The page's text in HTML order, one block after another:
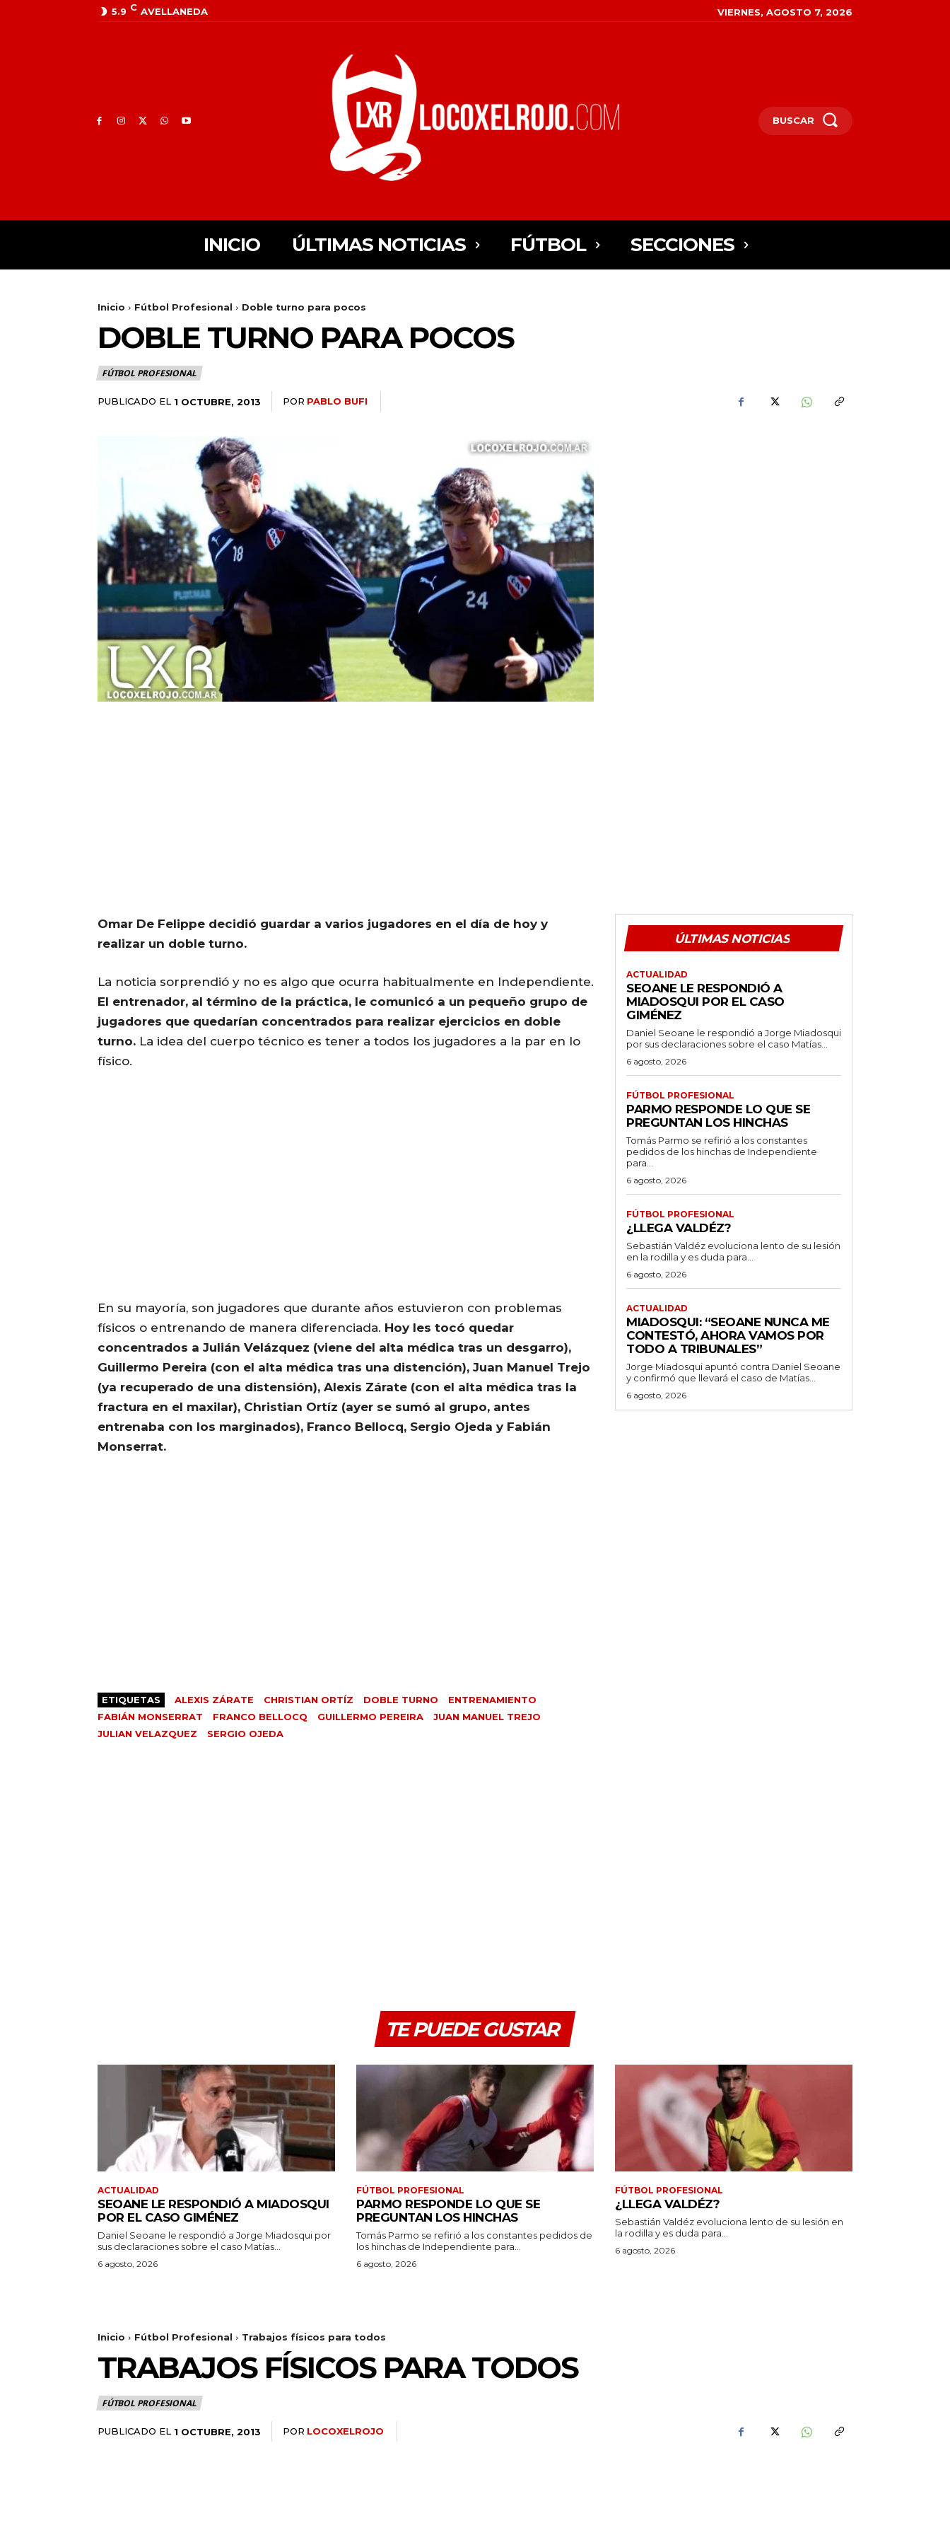
5.9 C AVELLANEDA VIERNES, AGOSTO 7, 2026
BUSCAR
INICIO ÚLTIMAS NOTICIAS FÚTBOL SECCIONES
Inicio Fútbol Profesional Doble turno para pocos
DOBLE TURNO PARA POCOS
FÚTBOL PROFESIONAL
PUBLICADO EL 1 OCTUBRE, 2013 POR PABLO BUFI
Omar De Felippe decidió guardar a varios jugadores en el día de hoy y
realizar un doble turno.
La noticia sorprendió y no es algo que ocurra habitualmente en Independiente.
El entrenador, al término de la práctica, le comunicó a un pequeño grupo de
jugadores que quedarían concentrados para realizar ejercicios en doble
turno. La idea del cuerpo técnico es tener a todos los jugadores a la par en lo
físico.
En su mayoría, son jugadores que durante años estuvieron con problemas
físicos o entrenando de manera diferenciada. Hoy les tocó quedar
concentrados a Julián Velázquez (viene del alta médica tras un desgarro),
Guillermo Pereira (con el alta médica tras una distención), Juan Manuel Trejo
(ya recuperado de una distensión), Alexis Zárate (con el alta médica tras la
fractura en el maxilar), Christian Ortíz (ayer se sumó al grupo, antes
entrenaba con los marginados), Franco Bellocq, Sergio Ojeda y Fabián
Monserrat.
ETIQUETAS ALEXIS ZÁRATE CHRISTIAN ORTÍZ DOBLE TURNO
ENTRENAMIENTO
FABIÁN MONSERRAT
FRANCO BELLOCQ GUILLERMO PEREIRA
JUAN MANUEL TREJO
JULIAN VELAZQUEZ
SERGIO OJEDA
ÚLTIMAS NOTICIAS
ACTUALIDAD
SEOANE LE RESPONDIÓ A
MIADOSQUI POR EL CASO
GIMÉNEZ
Daniel Seoane le respondió a Jorge Miadosqui
por sus declaraciones sobre el caso Matías...
6 agosto, 2026
FÚTBOL PROFESIONAL
PARMO RESPONDE LO QUE SE
PREGUNTAN LOS HINCHAS
Tomás Parmo se refirió a los constantes
pedidos de los hinchas de Independiente
para...
6 agosto, 2026
FÚTBOL PROFESIONAL
¿LLEGA VALDÉZ?
Sebastián Valdéz evoluciona lento de su lesión
en la rodilla y es duda para...
6 agosto, 2026
ACTUALIDAD
MIADOSQUI: “SEOANE NUNCA ME
CONTESTÓ, AHORA VAMOS POR
TODO A TRIBUNALES”
Jorge Miadosqui apuntó contra Daniel Seoane
y confirmó que llevará el caso de Matías...
6 agosto, 2026
TE PUEDE GUSTAR
ACTUALIDAD
SEOANE LE RESPONDIÓ A MIADOSQUI
POR EL CASO GIMÉNEZ
Daniel Seoane le respondió a Jorge Miadosqui por
sus declaraciones sobre el caso Matías...
6 agosto, 2026
FÚTBOL PROFESIONAL
PARMO RESPONDE LO QUE SE
PREGUNTAN LOS HINCHAS
Tomás Parmo se refirió a los constantes pedidos de
los hinchas de Independiente para...
6 agosto, 2026
FÚTBOL PROFESIONAL
¿LLEGA VALDÉZ?
Sebastián Valdéz evoluciona lento de su lesión en
la rodilla y es duda para...
6 agosto, 2026